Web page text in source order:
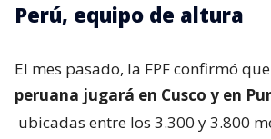
Perú, equipo de altura
El mes pasado, la FPF confirmó que
peruana jugará en Cusco y en
ubicadas entre los 3.300 y 3.800